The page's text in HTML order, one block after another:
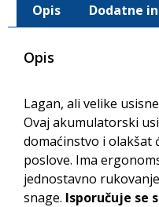
Opis Dodatne
Opis
Lagan, ali velike
Ovaj akumulatorski
domaćinstvo i olakšat
poslove. Ima
jednostavno
snage. Isporučuje se